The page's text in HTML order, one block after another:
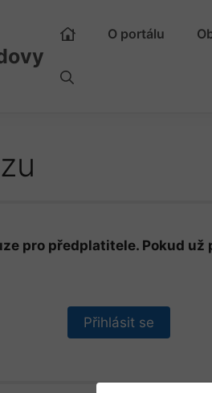
O portálu
pro předplatitele. Pokud
Přihlásit se